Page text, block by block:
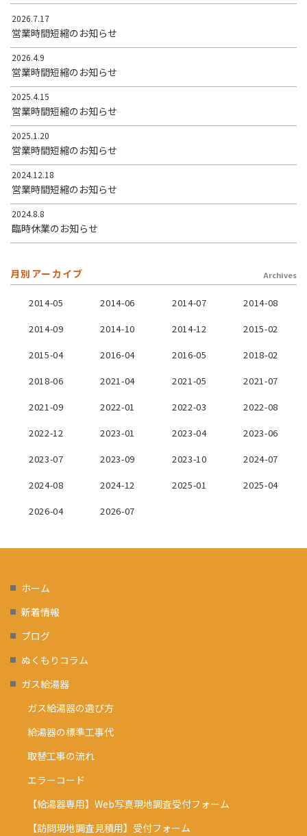
2026.7.17
営業時間短縮のお知らせ
2026.4.9
営業時間短縮のお知らせ
2025.4.15
営業時間短縮のお知らせ
2025.1.20
営業時間短縮のお知らせ
2024.12.18
営業時間短縮のお知らせ
2024.8.8
臨時休業のお知らせ
月別アーカイブ Archives
2014-05 2014-06 2014-07
2014-08
2014-09
2014-10 2014-12
2015-02
2015-04
2016-04 2016-05
2018-02
2018-06
2021-04 2021-05
2021-07
2021-09
2022-01 2022-03
2022-08
2022-12
2023-01 2023-04
2023-06
2023-07
2023-09 2023-10
2024-07
2024-08
2024-12 2025-01
2025-04
2026-04
2026-07
ホーム
新着情報
ブログ
ぬくもりコラム
ガス給湯器
ガス給湯器の選び方
給湯器の標準工事代
取替工事の流れ
エラーコード
【給湯器専用】Web写真現地調査受付フォーム
【訪問現地調査見積用】受付フォーム